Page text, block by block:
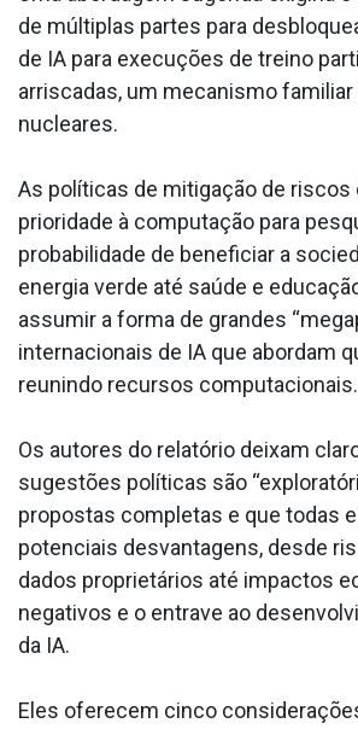
de múltiplas partes para
de IA para execuções de treino
arriscadas, um mecanismo familiar
nucleares.
As políticas de mitigação de riscos
prioridade à computação para
probabilidade de beneficiar a
energia verde até saúde e
assumir a forma de grandes
internacionais de IA que abordam
reunindo recursos computacionais.
Os autores do relatório deixam
sugestões políticas são
propostas completas e que todas
potenciais desvantagens, desde
dados proprietários até impactos
negativos e o entrave ao
da IA.
Eles oferecem cinco